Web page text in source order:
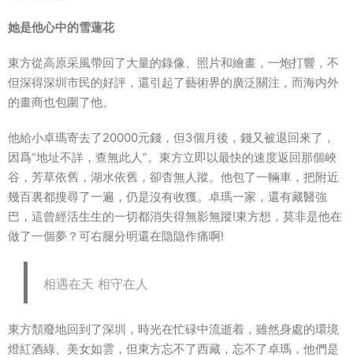
她是他心中的雪蓮花
東方從高原采風帶回了大量的錄像、照片和繪畫，一炮打響，不
但深得深圳市民的好評，還引起了藝術界的廣泛關注，而海内外
的畫商也包圍了他。
他給小卓瑪寄去了20000元錢，但3個月後，錢又被退回來了，
因爲“地址不詳，查無此人”。東方立即以最快的速度返回那個峽
谷，芳草依舊，湖水依舊，卻杳無人蹤。他包了一輛車，把附近
幾百裏都搜尋了一遍，仍是沒有收獲。卓瑪一家，還有藏醫強
巴，這曾經活生生的一切都消失得無影無蹤!東方想，莫非是他在
做了一個夢？可右腿分明還在隐隐作痛啊!
相遇在天 相守在人
東方頹廢地回到了深圳，時光在忙碌中流逝着，雖然身處的環境
燈紅酒綠、美女如雲，但東方忘不了西藏，忘不了卓瑪，他們是